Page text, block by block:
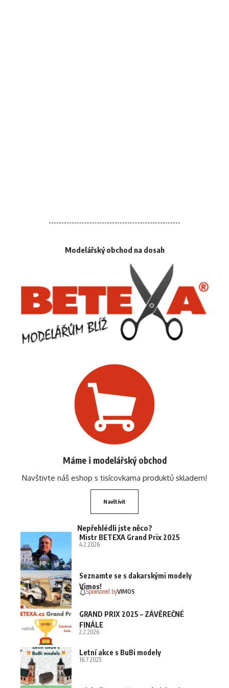
Modelářský obchod na dosah
Máme i modelářský obchod
Navštivte náš eshop s tisícovkama produktů skladem!
Navštívit
Nepřehlédli jste něco?
Mistr BETEXA Grand Prix 2025
4.2.2026
Seznamte se s dakarskými modely
Vimos!
Sponsored byVIMOS
GRAND PRIX 2025 – ZÁVĚREČNÉ
FINÁLE
2.2.2026
Letní akce s BuBi modely
16.7.2025